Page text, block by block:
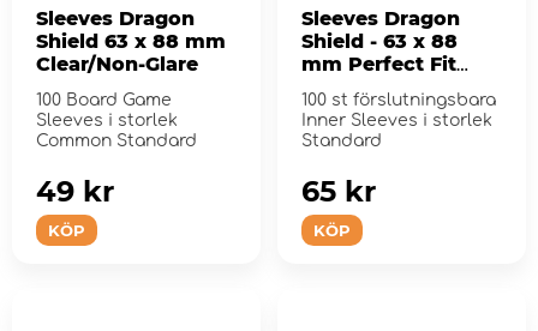
Sleeves Dragon
Shield 63 x 88 mm
Clear/Non-Glare
100 Board Game
Sleeves i storlek
Common Standard
KÖP
49 kr
Sleeves Dragon
Shield - 63 x 88
mm Perfect Fit
Smoke
100 st förslutningsbara
Inner Sleeves i storlek
Standard
KÖP
65 kr